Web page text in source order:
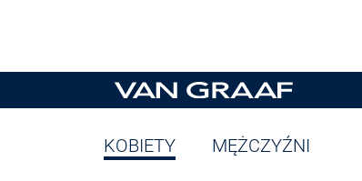
KOBIETY MĘŻCZYŹNI